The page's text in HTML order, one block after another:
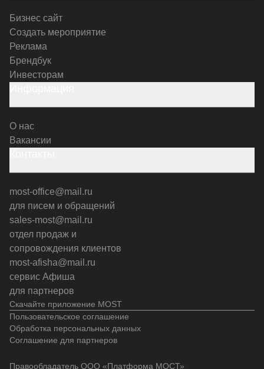
Скачайте приложение MOST
Бизнес сайт
Создать мероприятие
Реклама
Брендбук
Инвесторам
О нас
Вакансии
most-office@mail.ru
для писем и обращений
sales-most@mail.ru
отдел продаж и
сопровождения клиентов
most-afisha@mail.ru
сервис Афиша
для партнеров
Пользовательское соглашение
Обработка персональных данных
Соглашение для партнеров
Правообладатель ООО «Платформа МОСТ»